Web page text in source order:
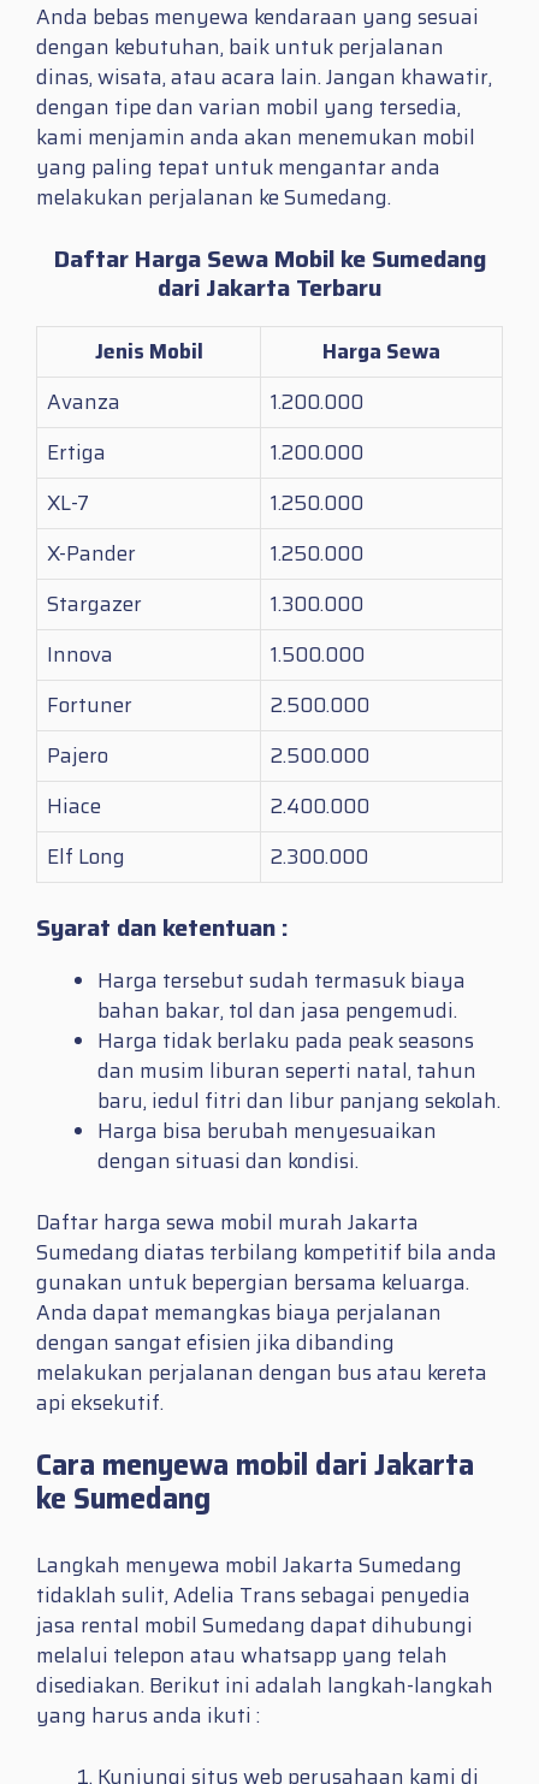
Anda bebas menyewa kendaraan yang sesuai
dengan kebutuhan, baik untuk perjalanan
dinas, wisata, atau acara lain. Jangan khawatir,
dengan tipe dan varian mobil yang tersedia,
kami menjamin anda akan menemukan mobil
yang paling tepat untuk mengantar anda
melakukan perjalanan ke Sumedang.
Daftar Harga Sewa Mobil ke Sumedang
dari Jakarta Terbaru
Jenis Mobil
Harga Sewa
Avanza
1.200.000
Ertiga
1.200.000
XL-7
1.250.000
X-Pander
1.250.000
Stargazer
1.300.000
Innova
1.500.000
Fortuner
2.500.000
Pajero
2.500.000
Hiace
2.400.000
Elf Long
2.300.000
Syarat dan ketentuan :
Harga tersebut sudah termasuk biaya
bahan bakar, tol dan jasa pengemudi.
Harga tidak berlaku pada peak seasons
dan musim liburan seperti natal, tahun
baru, iedul fitri dan libur panjang sekolah.
Harga bisa berubah menyesuaikan
dengan situasi dan kondisi.
Daftar harga sewa mobil murah Jakarta
Sumedang diatas terbilang kompetitif bila anda
gunakan untuk bepergian bersama keluarga.
Anda dapat memangkas biaya perjalanan
dengan sangat efisien jika dibanding
melakukan perjalanan dengan bus atau kereta
api eksekutif.
Cara menyewa mobil dari Jakarta
ke Sumedang
Langkah menyewa mobil Jakarta Sumedang
tidaklah sulit, Adelia Trans sebagai penyedia
jasa rental mobil Sumedang dapat dihubungi
melalui telepon atau whatsapp yang telah
disediakan. Berikut ini adalah langkah-langkah
yang harus anda ikuti :
Kunjungi situs web perusahaan kami di